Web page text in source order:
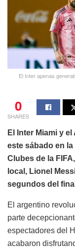
El Inter apenas
0
SHARES
El Inter Miami y
este sábado en
Clubes de la
local, Lionel
segundos del
El argentino
parte
espectadores del
acabaron